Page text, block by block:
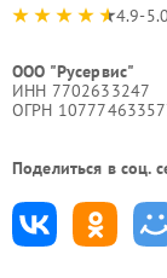
4.9-5.0
ООО "Русервис"
ИНН 7702633247
ОГРН
Поделиться в соц.